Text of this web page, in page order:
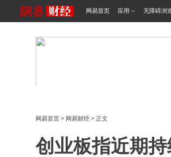
网易首页 应用 无障碍浏
网易首页 > 网易财经 > 正文
创业板指近期